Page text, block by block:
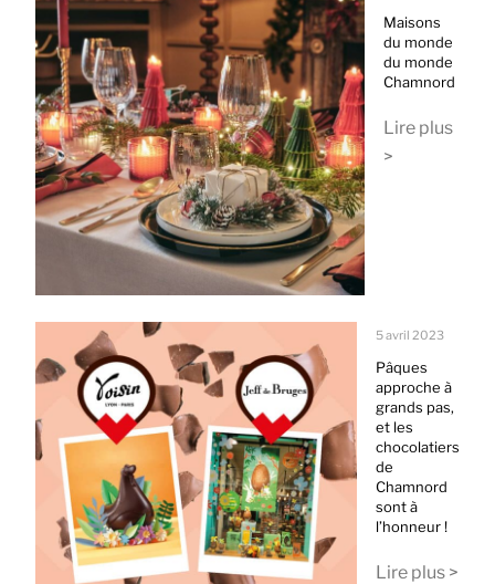
Maisons
du monde
du monde
Chamnord
Lire plus
>
5 avril 2023
Pâques
approche à
grands pas,
et les
chocolatiers
de
Chamnord
sont à
l’honneur !
Lire plus >